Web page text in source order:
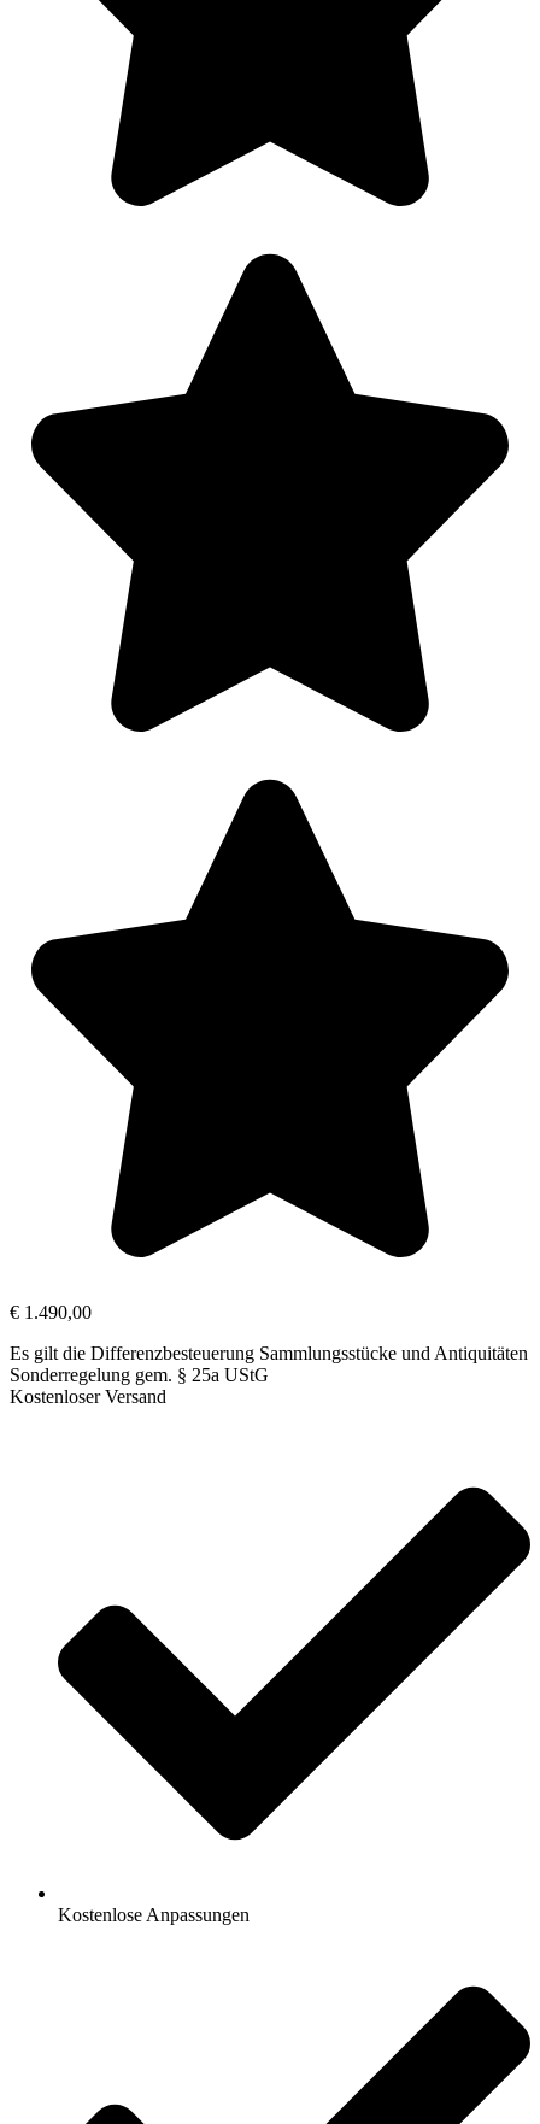
€ 1.490,00
Es gilt die Differenzbesteuerung Sammlungsstücke und Antiquitäten
Sonderregelung gem. § 25a UStG
Kostenloser Versand
Kostenlose Anpassungen